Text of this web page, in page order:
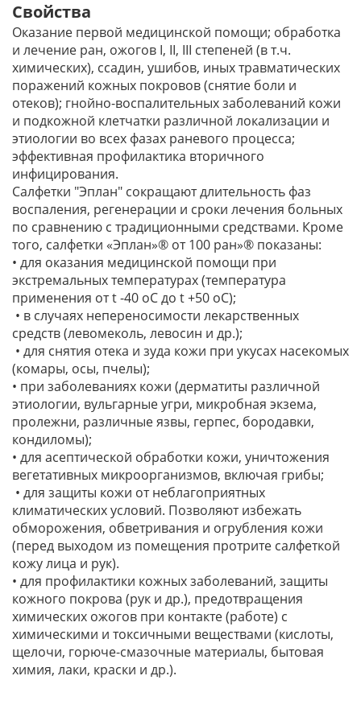
Свойства
Оказание первой медицинской помощи; обработка
и лечение ран, ожогов I, II, III степеней (в т.ч.
химических), ссадин, ушибов, иных травматических
поражений кожных покровов (снятие боли и
отеков); гнойно-воспалительных заболеваний кожи
и подкожной клетчатки различной локализации и
этиологии во всех фазах раневого процесса;
эффективная профилактика вторичного
инфицирования.
Салфетки "Эплан" сокращают длительность фаз
воспаления, регенерации и сроки лечения больных
по сравнению с традиционными средствами. Кроме
того, салфетки «Эплан»® от 100 ран»® показаны:
• для оказания медицинской помощи при
экстремальных температурах (температура
применения от t -40 оС до t +50 оС);
• в случаях непереносимости лекарственных
средств (левомеколь, левосин и др.);
• для снятия отека и зуда кожи при укусах насекомых
(комары, осы, пчелы);
• при заболеваниях кожи (дерматиты различной
этиологии, вульгарные угри, микробная экзема,
пролежни, различные язвы, герпес, бородавки,
кондиломы);
• для асептической обработки кожи, уничтожения
вегетативных микроорганизмов, включая грибы;
• для защиты кожи от неблагоприятных
климатических условий. Позволяют избежать
обморожения, обветривания и огрубления кожи
(перед выходом из помещения протрите салфеткой
кожу лица и рук).
• для профилактики кожных заболеваний, защиты
кожного покрова (рук и др.), предотвращения
химических ожогов при контакте (работе) с
химическими и токсичными веществами (кислоты,
щелочи, горюче-смазочные материалы, бытовая
химия, лаки, краски и др.).